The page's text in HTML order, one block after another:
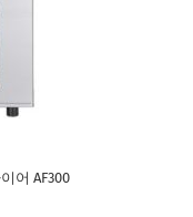
어 AF300